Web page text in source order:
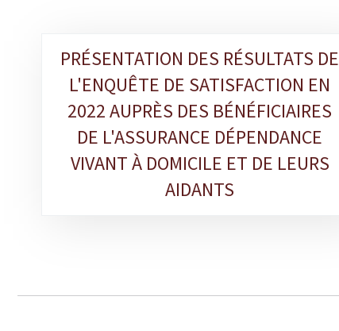
Sous-
rubriques
PRÉSENTATION DES RÉSULTATS DE
L'ENQUÊTE DE SATISFACTION EN
2022 AUPRÈS DES BÉNÉFICIAIRES
DE L'ASSURANCE DÉPENDANCE
VIVANT À DOMICILE ET DE LEURS
AIDANTS